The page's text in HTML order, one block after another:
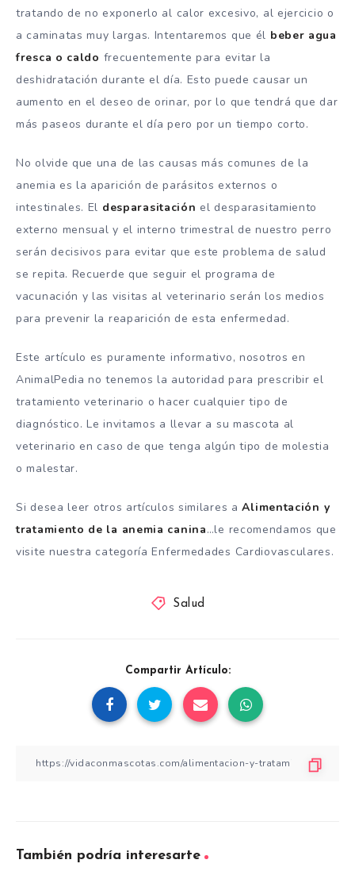
tratando de no exponerlo al calor excesivo, al ejercicio o
a caminatas muy largas. Intentaremos que él beber agua
fresca o caldo frecuentemente para evitar la
deshidratación durante el día. Esto puede causar un
aumento en el deseo de orinar, por lo que tendrá que dar
más paseos durante el día pero por un tiempo corto.
No olvide que una de las causas más comunes de la
anemia es la aparición de parásitos externos o
intestinales. El desparasitación el desparasitamiento
externo mensual y el interno trimestral de nuestro perro
serán decisivos para evitar que este problema de salud
se repita. Recuerde que seguir el programa de
vacunación y las visitas al veterinario serán los medios
para prevenir la reaparición de esta enfermedad.
Este artículo es puramente informativo, nosotros en
AnimalPedia no tenemos la autoridad para prescribir el
tratamiento veterinario o hacer cualquier tipo de
diagnóstico. Le invitamos a llevar a su mascota al
veterinario en caso de que tenga algún tipo de molestia
o malestar.
Si desea leer otros artículos similares aAlimentación y
tratamiento de la anemia canina…le recomendamos que
visite nuestra categoría Enfermedades Cardiovasculares.
Salud
Compartir Artículo:
También podría interesarte